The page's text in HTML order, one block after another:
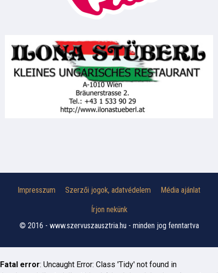
Impresszum Szerzői jogok, adatvédelem Média ajánlat
Írjon nekünk
© 2016 - www.szervuszausztria.hu - minden jog fenntartva
Fatal error: Uncaught Error: Class 'Tidy' not found in